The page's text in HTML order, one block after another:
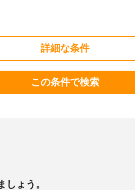
詳細な条件
この条件で検索
ょう。